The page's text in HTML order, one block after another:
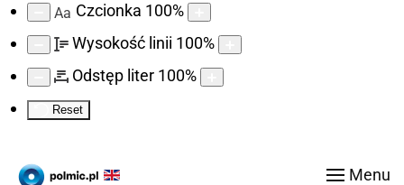
Aa Czcionka 100%
Wysokość linii 100%
Odstęp liter 100%
Reset
Menu